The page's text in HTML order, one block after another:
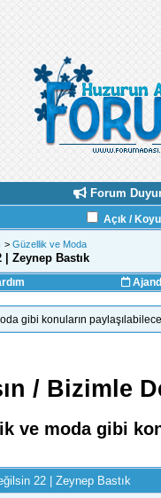
Forum
Açık /
> Güzellik ve Moda
Zeynep Bastık
gibi konuların
/ Bizimle
ve moda gibi
22 | Zeynep Bastık